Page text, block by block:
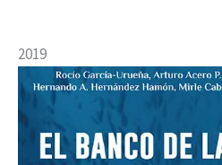
2019